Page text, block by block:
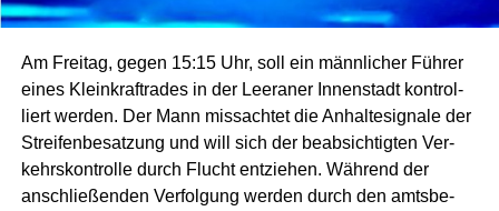
Am Frei­tag, gegen 15:15 Uhr, soll ein männ­li­cher Füh­rer
eines Klein­kraft­ra­des in der Leera­ner Innen­stadt kon­trol­
liert wer­den. Der Mann miss­ach­tet die Anhal­te­si­gna­le der
Strei­fen­be­sat­zung und will sich der beab­sich­tig­ten Ver­
kehrs­kon­trol­le durch Flucht ent­zie­hen. Wäh­rend der
anschlie­ßen­den Ver­fol­gung wer­den durch den amts­be­